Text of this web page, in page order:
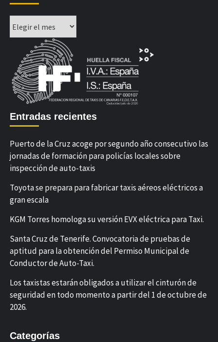
Entradas recientes
Puerto de la Cruz acoge por segundo año consecutivo las
jornadas de formación para policías locales sobre
inspección de auto-taxis
Toyota se prepara para fabricar taxis aéreos eléctricos a
gran escala
KGM Torres homologa su versión EVX eléctrica para Taxi.
Santa Cruz de Tenerife. Convocatoria de pruebas de
aptitud para la obtención del Permiso Municipal de
Conductor de Auto-Taxi.
Los taxistas estarán obligados a utilizar el cinturón de
seguridad en todo momento a partir del 1 de octubre de
2026.
Categorías